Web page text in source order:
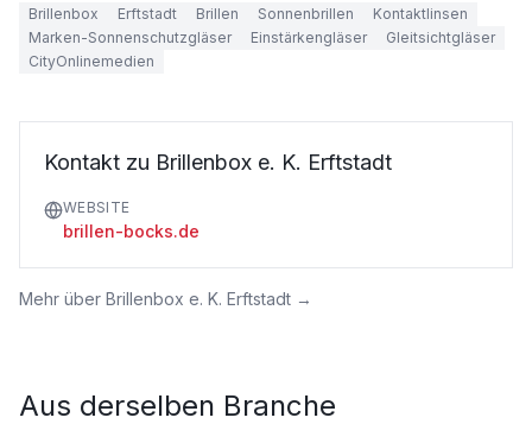
Brillenbox Erftstadt Brillen Sonnenbrillen
Kontaktlinsen
Marken-Sonnenschutzgläser
Einstärkengläser
Gleitsichtgläser
CityOnlinemedien
Kontakt zu Brillenbox e. K. Erftstadt
WEBSITE
brillen-bocks.de
Mehr über Brillenbox e. K. Erftstadt →
Aus derselben Branche